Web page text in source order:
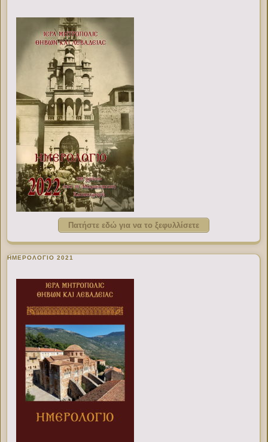
Πατήστε εδώ για να το ξεφυλλίσετε
ΗΜΕΡΟΛΟΓΙΟ 2021